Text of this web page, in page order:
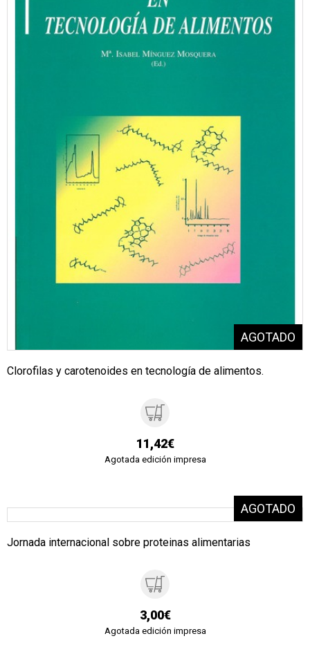
Clorofilas y carotenoides en tecnología de alimentos.
11,42€
Agotada edición impresa
Jornada internacional sobre proteinas alimentarias
3,00€
Agotada edición impresa